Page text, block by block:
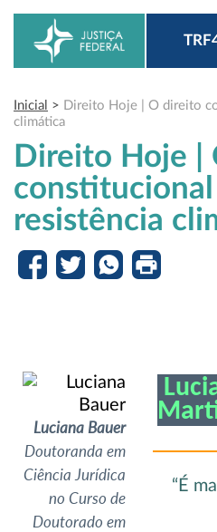
Inicial > Direito Hoje | O direito
climática
Direito Hoje |
resistência
Luciana Bauer
Doutoranda em
Ciência Jurídica
no Curso de
Doutorado em
“É